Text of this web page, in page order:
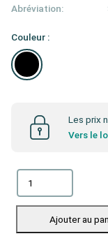
Abréviation:
Couleur :
Les prix
Vers le
Ajouter au